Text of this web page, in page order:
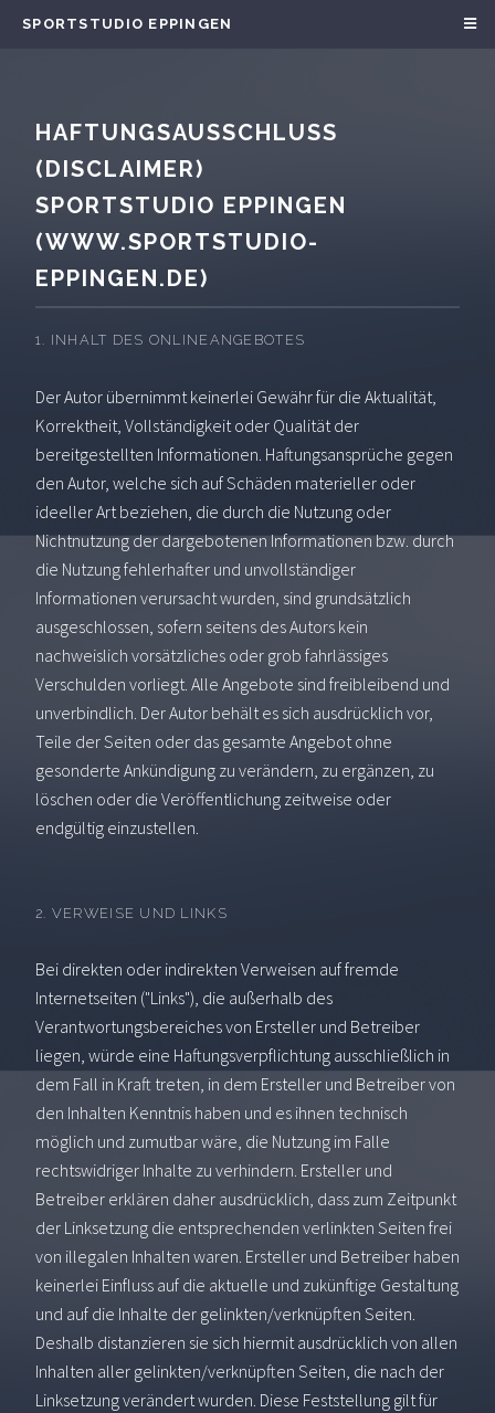
SPORTSTUDIO EPPINGEN
HAFTUNGSAUSSCHLUSS
(DISCLAIMER)
SPORTSTUDIO EPPINGEN
(WWW.SPORTSTUDIO-
EPPINGEN.DE)
1. INHALT DES ONLINEANGEBOTES
Der Autor übernimmt keinerlei Gewähr für die Aktualität,
Korrektheit, Vollständigkeit oder Qualität der
bereitgestellten Informationen. Haftungsansprüche gegen
den Autor, welche sich auf Schäden materieller oder
ideeller Art beziehen, die durch die Nutzung oder
Nichtnutzung der dargebotenen Informationen bzw. durch
die Nutzung fehlerhafter und unvollständiger
Informationen verursacht wurden, sind grundsätzlich
ausgeschlossen, sofern seitens des Autors kein
nachweislich vorsätzliches oder grob fahrlässiges
Verschulden vorliegt. Alle Angebote sind freibleibend und
unverbindlich. Der Autor behält es sich ausdrücklich vor,
Teile der Seiten oder das gesamte Angebot ohne
gesonderte Ankündigung zu verändern, zu ergänzen, zu
löschen oder die Veröffentlichung zeitweise oder
endgültig einzustellen.
2. VERWEISE UND LINKS
Bei direkten oder indirekten Verweisen auf fremde
Internetseiten ("Links"), die außerhalb des
Verantwortungsbereiches von Ersteller und Betreiber
liegen, würde eine Haftungsverpflichtung ausschließlich in
dem Fall in Kraft treten, in dem Ersteller und Betreiber von
den Inhalten Kenntnis haben und es ihnen technisch
möglich und zumutbar wäre, die Nutzung im Falle
rechtswidriger Inhalte zu verhindern. Ersteller und
Betreiber erklären daher ausdrücklich, dass zum Zeitpunkt
der Linksetzung die entsprechenden verlinkten Seiten frei
von illegalen Inhalten waren. Ersteller und Betreiber haben
keinerlei Einfluss auf die aktuelle und zukünftige Gestaltung
und auf die Inhalte der gelinkten/verknüpften Seiten.
Deshalb distanzieren sie sich hiermit ausdrücklich von allen
Inhalten aller gelinkten/verknüpften Seiten, die nach der
Linksetzung verändert wurden. Diese Feststellung gilt für